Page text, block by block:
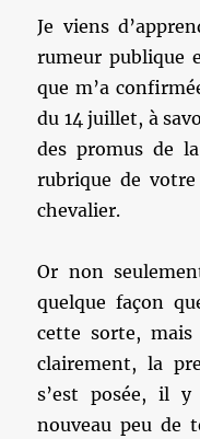
Je viens
rumeur publique
que m’a
du 14 juillet, à
des promus de
rubrique de
chevalier.
Or non
quelque façon
cette sorte,
clairement, la
s’est posée, il
nouveau peu de